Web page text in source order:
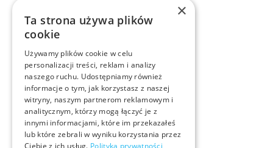
×
Ta strona używa plików
cookie
Używamy plików cookie w celu
personalizacji treści, reklam i analizy
naszego ruchu. Udostępniamy również
informacje o tym, jak korzystasz z naszej
witryny, naszym partnerom reklamowym i
analitycznym, którzy mogą łączyć je z
innymi informacjami, które im przekazałeś
lub które zebrali w wyniku korzystania przez
Ciebie z ich usług. Polityka prywatności